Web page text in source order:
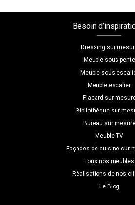
Besoin
Dressing sur
Meuble sous pente
Meuble sous-
Meuble escalier
Placard sur-
Bibliothèque sur
Bureau sur mesure
Meuble TV
Façades de cuisine sur-
Tous nos meubles
Réalisations de nos
Le Blog